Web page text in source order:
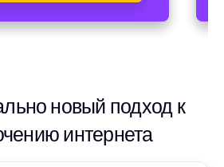
новый подход к
интернета